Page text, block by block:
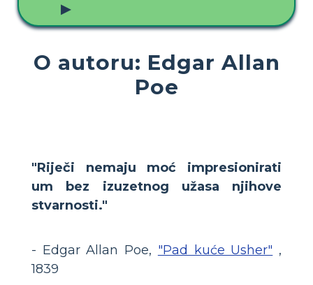
▶
O autoru: Edgar Allan
Poe
"Riječi nemaju moć impresionirati
um bez izuzetnog užasa njihove
stvarnosti."
- Edgar Allan Poe, "Pad kuće Usher" ,
1839